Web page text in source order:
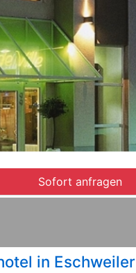
Sofort anfragen
in Eschweiler